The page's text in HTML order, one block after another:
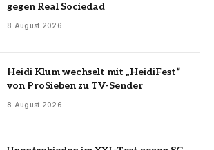
gegen Real Sociedad
8 August 2026
Heidi Klum wechselt mit „HeidiFest“
von ProSieben zu TV-Sender
8 August 2026